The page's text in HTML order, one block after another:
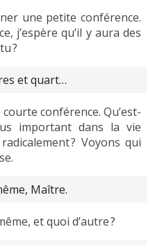
une petite conférence.
j’espère qu’il y aura des
?
et quart…
conférence. Qu’est-
important dans la vie
? Voyons qui
Maître.
et quoi d’autre ?